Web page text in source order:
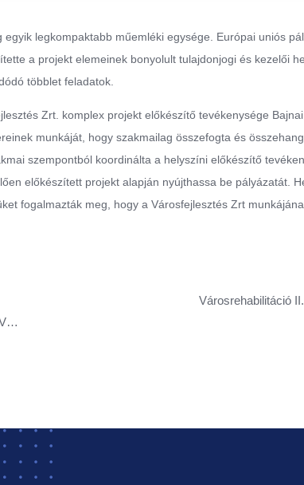
legkompaktabb műemléki egysége. Európai uniós
a projekt elemeinek bonyolult tulajdonjogi és kezelői
többlet feladatok.
Zrt. komplex projekt előkészítő tevékenysége
munkáját, hogy szakmailag összefogta és
szempontból koordinálta a helyszíni előkészítő
előkészített projekt alapján nyújthassa be pályázatát.
fogalmazták meg, hogy a Városfejlesztés Zrt
Városrehabilitáció